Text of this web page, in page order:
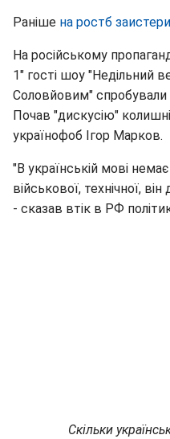
Раніше на ростб
На російському
1" гості шоу "Недільний
Соловйовим" спробували
Почав "дискусію"
українофоб Ігор Марков.
"В українській мові немає
військової, технічної,
- сказав втік в РФ
Скільки